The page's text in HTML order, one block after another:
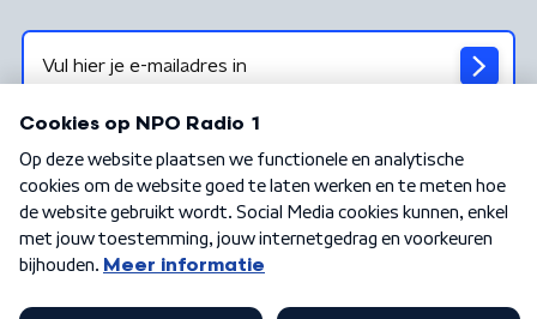
Algemene voorwaarden Privacybeleid
Cookiebeleid